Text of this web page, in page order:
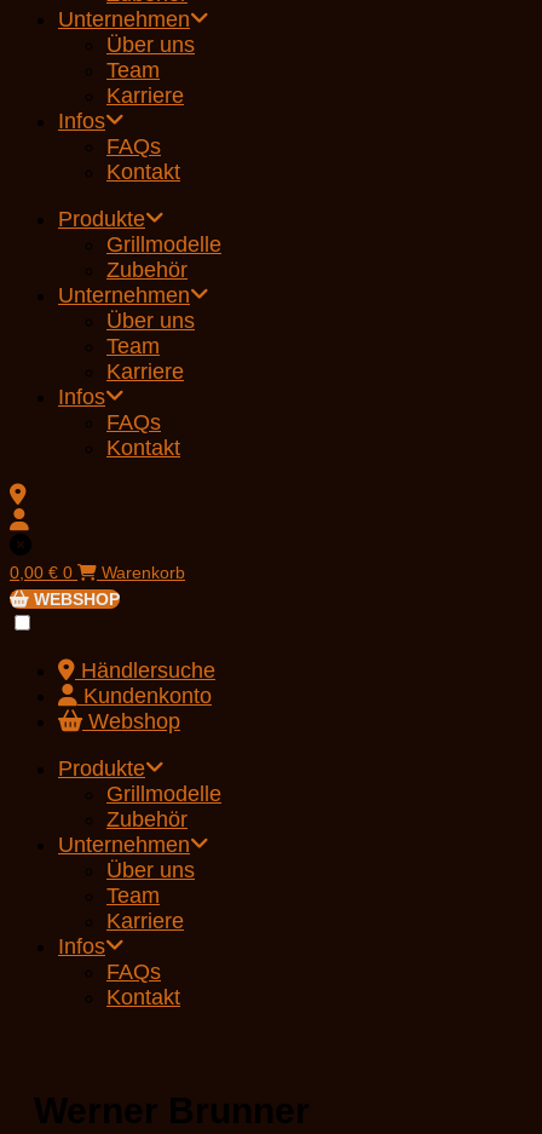
Unternehmen
Über uns
Team
Karriere
Infos
FAQs
Kontakt
Produkte
Grillmodelle
Zubehör
Unternehmen
Über uns
Team
Karriere
Infos
FAQs
Kontakt
0,00 € 0
Warenkorb
WEBSHOP
Händlersuche
Kundenkonto
Webshop
Produkte
Grillmodelle
Zubehör
Unternehmen
Über uns
Team
Karriere
Infos
FAQs
Kontakt
Werner Brunner